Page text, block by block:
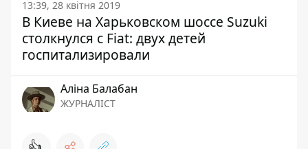
13:39, 28 квітня 2019
В Киеве на Харьковском шоссе Suzuki
столкнулся с Fiat: двух детей
госпитализировали
Аліна Балабан
ЖУРНАЛІСТ